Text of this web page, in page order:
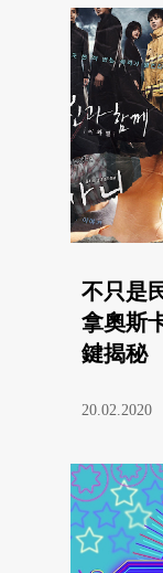
不只是
拿奧斯
鍵揭秘
20.02.2020